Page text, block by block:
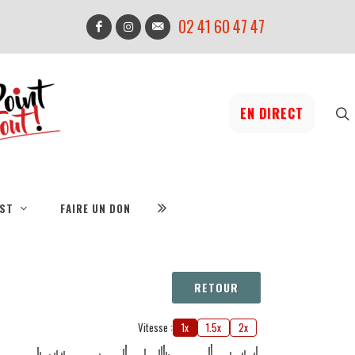
02 41 60 47 47
EN DIRECT
FAIRE UN DON
RETOUR
Vitesse : 1x 1.5x 2x